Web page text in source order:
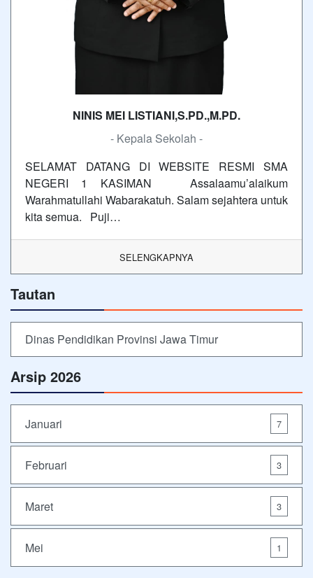
NINIS MEI LISTIANI,S.PD.,M.PD.
- Kepala Sekolah -
SELAMAT DATANG DI WEBSITE RESMI SMA
NEGERI 1 KASIMAN Assalaamu’alaikum
Warahmatullahi Wabarakatuh. Salam sejahtera untuk
kita semua. Puji…
SELENGKAPNYA
Tautan
Dinas Pendidikan Provinsi Jawa Timur
Arsip 2026
Januari 7
Februari 3
Maret 3
Mei 1